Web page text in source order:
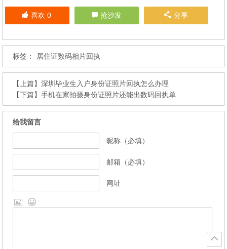
喜欢 0 抢沙发 分享
标签： 居住证数码相片回执
【上篇】深圳毕业生入户身份证照片回执怎么办理
【下篇】手机在家拍摄身份证照片还能出数码回执单
给我留言
昵称（必填）
邮箱（必填）
网址